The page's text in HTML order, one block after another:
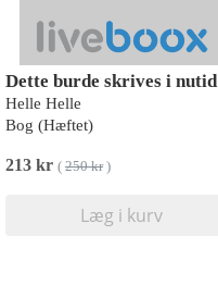
Dette burde skrives i nutid
Helle Helle
Bog (Hæftet)
213 kr ( 250 kr)
Læg i kurv